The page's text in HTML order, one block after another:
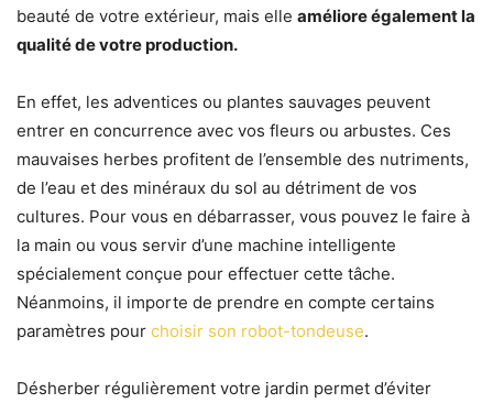
beauté de votre extérieur, mais elle améliore également la
qualité de votre production.
En effet, les adventices ou plantes sauvages peuvent
entrer en concurrence avec vos fleurs ou arbustes. Ces
mauvaises herbes profitent de l’ensemble des nutriments,
de l’eau et des minéraux du sol au détriment de vos
cultures. Pour vous en débarrasser, vous pouvez le faire à
la main ou vous servir d’une machine intelligente
spécialement conçue pour effectuer cette tâche.
Néanmoins, il importe de prendre en compte certains
paramètres pour choisir son robot-tondeuse.
Désherber régulièrement votre jardin permet d’éviter